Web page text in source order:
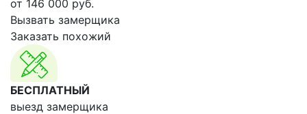
от 146 000 руб.
Вызвать замерщика
Заказать похожий
БЕСПЛАТНЫЙ
выезд замерщика